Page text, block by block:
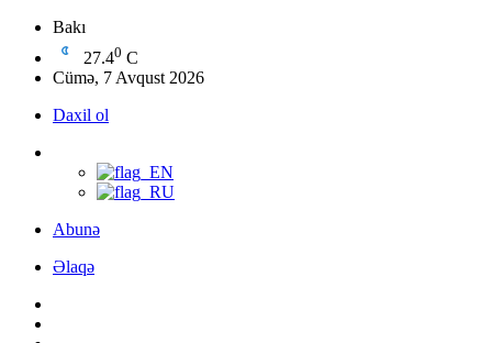
Bakı
27.40 C
Cümə, 7 Avqust 2026
Daxil ol
Abunə
Əlaqə